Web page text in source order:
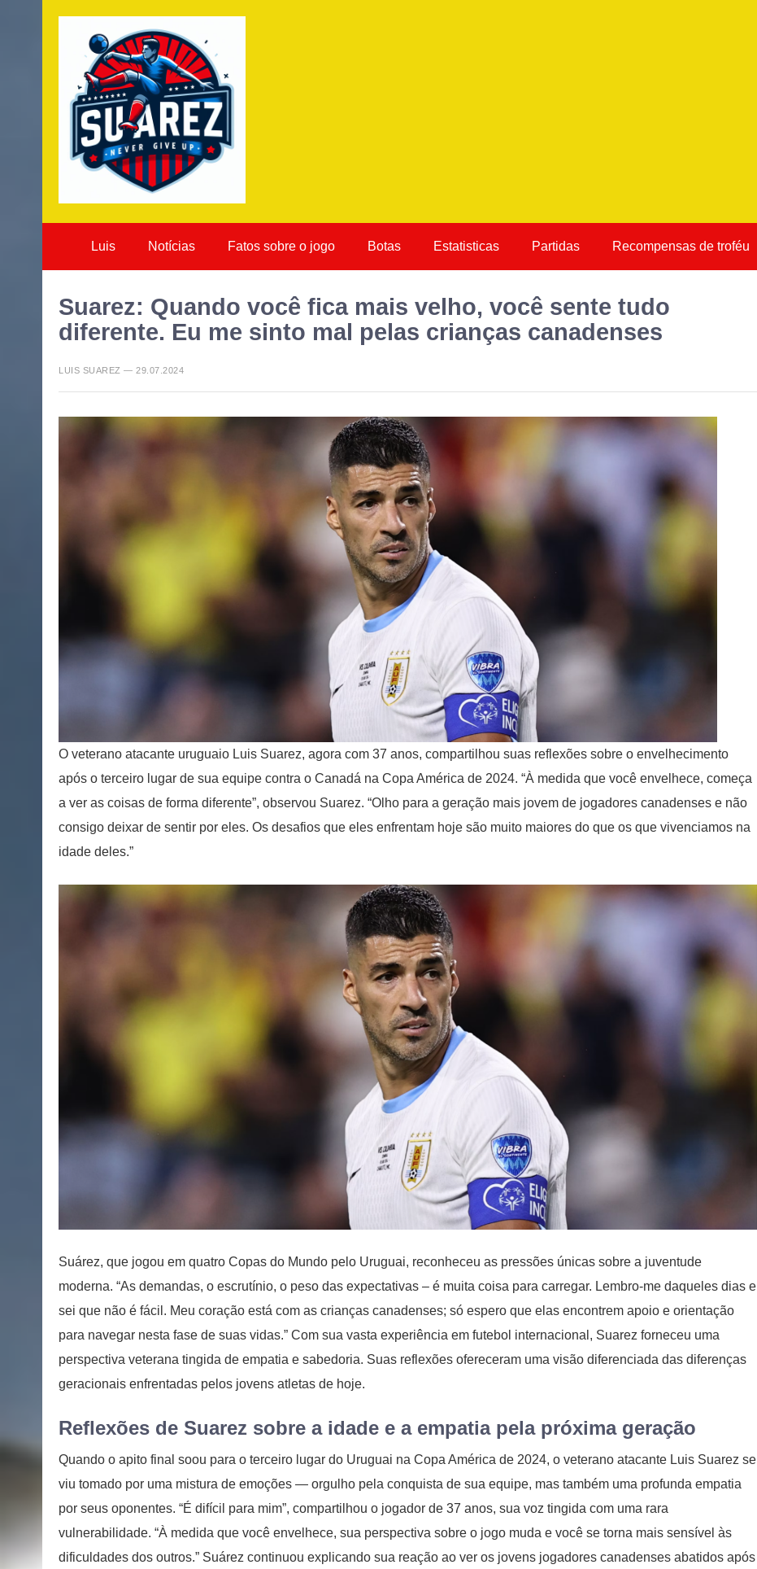
Luis Notícias Fatos sobre o jogo Botas Estatisticas Partidas Recompensas de troféu
Suarez: Quando você fica mais velho, você sente tudo
diferente. Eu me sinto mal pelas crianças canadenses
LUIS SUAREZ — 29.07.2024
O veterano atacante uruguaio Luis Suarez, agora com 37 anos, compartilhou suas reflexões sobre o envelhecimento
após o terceiro lugar de sua equipe contra o Canadá na Copa América de 2024. “À medida que você envelhece, começa
a ver as coisas de forma diferente”, observou Suarez. “Olho para a geração mais jovem de jogadores canadenses e não
consigo deixar de sentir por eles. Os desafios que eles enfrentam hoje são muito maiores do que os que vivenciamos na
idade deles.”
Suárez, que jogou em quatro Copas do Mundo pelo Uruguai, reconheceu as pressões únicas sobre a juventude
moderna. “As demandas, o escrutínio, o peso das expectativas – é muita coisa para carregar. Lembro-me daqueles dias e
sei que não é fácil. Meu coração está com as crianças canadenses; só espero que elas encontrem apoio e orientação
para navegar nesta fase de suas vidas.” Com sua vasta experiência em futebol internacional, Suarez forneceu uma
perspectiva veterana tingida de empatia e sabedoria. Suas reflexões ofereceram uma visão diferenciada das diferenças
geracionais enfrentadas pelos jovens atletas de hoje.
Reflexões de Suarez sobre a idade e a empatia pela próxima geração
Quando o apito final soou para o terceiro lugar do Uruguai na Copa América de 2024, o veterano atacante Luis Suarez se
viu tomado por uma mistura de emoções — orgulho pela conquista de sua equipe, mas também uma profunda empatia
por seus oponentes. “É difícil para mim”, compartilhou o jogador de 37 anos, sua voz tingida com uma rara
vulnerabilidade. “À medida que você envelhece, sua perspectiva sobre o jogo muda e você se torna mais sensível às
dificuldades dos outros.” Suárez continuou explicando sua reação ao ver os jovens jogadores canadenses abatidos após